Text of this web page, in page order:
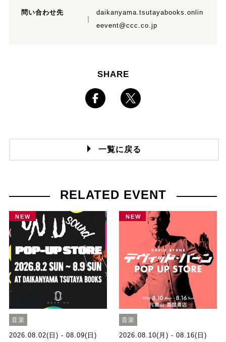
問い合わせ先
daikanyama.tsutayabooks.onlin
eevent@ccc.co.jp
SHARE
一覧に戻る
RELATED EVENT
NEW
音楽
2026.08.02(日) - 08.09(日)
NEW
音楽
2026.08.10(月) - 08.16(日)